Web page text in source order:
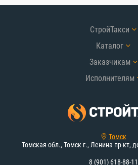
СтройТакси
Каталог
Заказчикам
Исполнителям
Томск
Томская обл., Томск г., Ленина пр-кт,
8 (901) 618-88-11